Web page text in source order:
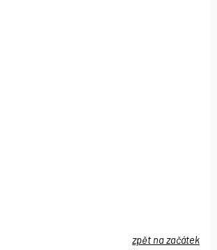
zpět na začátek